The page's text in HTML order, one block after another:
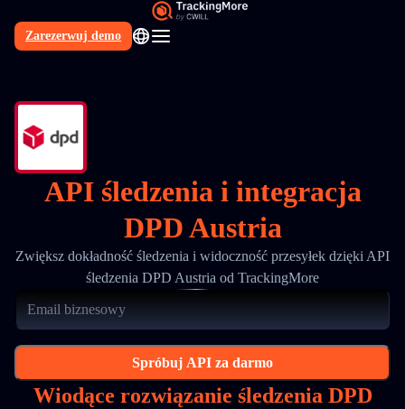
Zarezerwuj demo
PL
API śledzenia i integracja
DPD Austria
Zwiększ dokładność śledzenia i widoczność przesyłek dzięki API
śledzenia DPD Austria od TrackingMore
Spróbuj API za darmo
Wiodące rozwiązanie śledzenia DPD